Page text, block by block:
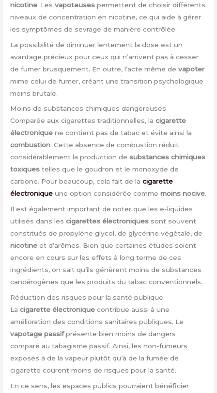
nicotine. Lesvapoteuses permettent de choisir différents
niveaux de concentration en nicotine, ce qui aide à gérer
les symptômes de sevrage de manière contrôlée.
La possibilité de diminuer lentement la dose est un
avantage précieux pour ceux qui n’arrivent pas à cesser
de fumer brusquement. En outre, l’acte même devapoter
mime celui de fumer, créant une transition psychologique
moins brutale.
Moins de substances chimiques dangereuses
Comparée aux cigarettes traditionnelles, lacigarette
électronique ne contient pas de tabac et évite ainsi la
combustion. Cette absence de combustion réduit
considérablement la production desubstances chimiques
toxiques telles que le goudron et le monoxyde de
carbone. Pour beaucoup, cela fait de lacigarette
électronique une option considérée commemoins nocive.
Il est également important de noter que les e-liquides
utilisés dans lescigarettes électroniques sont souvent
constitués de propylène glycol, de glycérine végétale, de
nicotine et d’arômes. Bien que certaines études soient
encore en cours sur les effets à long terme de ces
ingrédients, on sait qu’ils génèrent moins de substances
cancérogènes que les produits du tabac conventionnels.
Réduction des risques pour la santé publique
Lacigarette électronique contribue aussi à une
amélioration des conditions sanitaires publiques. Le
vapotage passifprésente bien moins de dangers
comparé au tabagisme passif. Ainsi, les non-fumeurs
exposés à de la vapeur plutôt qu’à de la fumée de
cigarette courent moins de risques pour la santé.
En ce sens, les espaces publics pourraient bénéficier